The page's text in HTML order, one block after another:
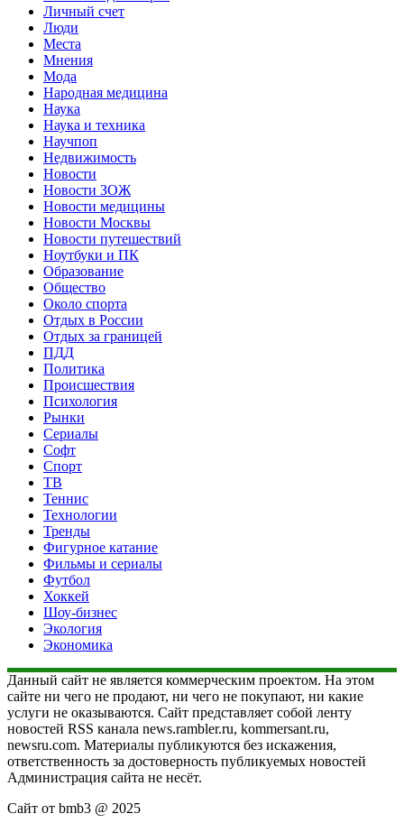
Личный счет
Люди
Места
Мнения
Мода
Народная медицина
Наука
Наука и техника
Научпоп
Недвижимость
Новости
Новости ЗОЖ
Новости медицины
Новости Москвы
Новости путешествий
Ноутбуки и ПК
Образование
Общество
Около спорта
Отдых в России
Отдых за границей
ПДД
Политика
Происшествия
Психология
Рынки
Сериалы
Софт
Спорт
ТВ
Теннис
Технологии
Тренды
Фигурное катание
Фильмы и сериалы
Футбол
Хоккей
Шоу-бизнес
Экология
Экономика
Данный сайт не является коммерческим проектом. На этом
сайте ни чего не продают, ни чего не покупают, ни какие
услуги не оказываются. Сайт представляет собой ленту
новостей RSS канала news.rambler.ru, kommersant.ru,
newsru.com. Материалы публикуются без искажения,
ответственность за достоверность публикуемых новостей
Администрация сайта не несёт.
Сайт от bmb3 @ 2025